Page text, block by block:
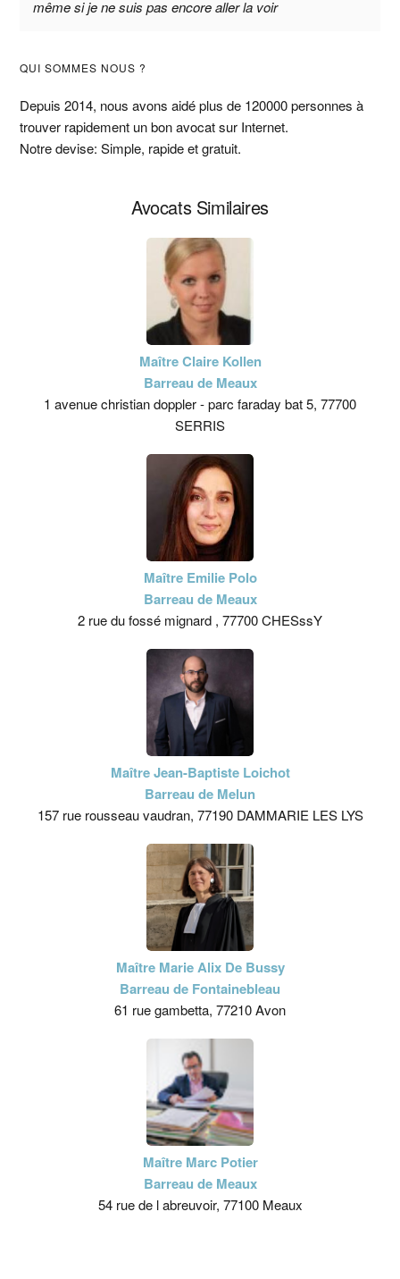
même si je ne suis pas encore aller la voir
Barre
latérale
principale
QUI SOMMES NOUS ?
Depuis 2014, nous avons aidé plus de 120000 personnes à
trouver rapidement un bon avocat sur Internet.
Notre devise: Simple, rapide et gratuit.
Avocats Similaires
Maître Claire Kollen
Barreau de Meaux
1 avenue christian doppler - parc faraday bat 5, 77700
SERRIS
Maître Emilie Polo
Barreau de Meaux
2 rue du fossé mignard , 77700 CHESssY
Maître Jean-Baptiste Loichot
Barreau de Melun
157 rue rousseau vaudran, 77190 DAMMARIE LES LYS
Maître Marie Alix De Bussy
Barreau de Fontainebleau
61 rue gambetta, 77210 Avon
Maître Marc Potier
Barreau de Meaux
54 rue de l abreuvoir, 77100 Meaux